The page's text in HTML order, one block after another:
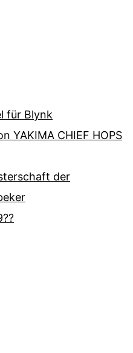
für Blynk
YAKIMA CHIEF HOPS
der